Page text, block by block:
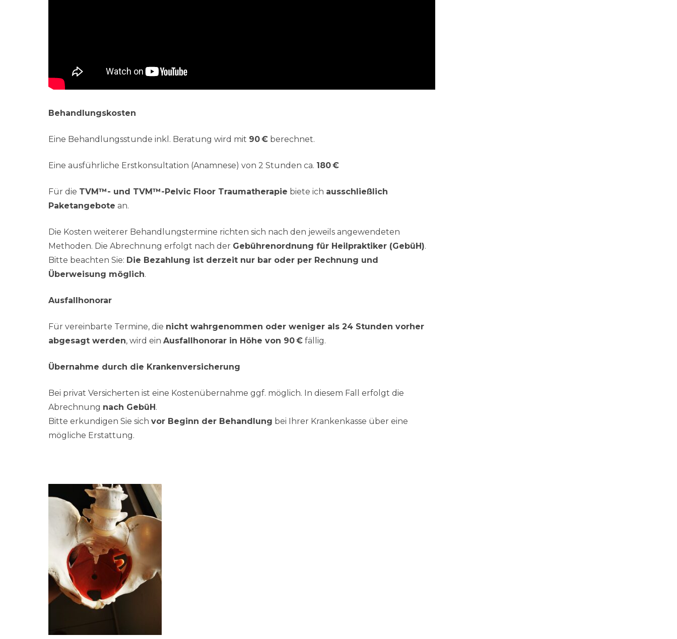
Behandlungskosten
Eine Behandlungsstunde inkl. Beratung wird mit 90 € berechnet.
Eine ausführliche Erstkonsultation (Anamnese) von 2 Stunden ca. 180 €
Für die TVM™- und TVM™-Pelvic Floor Traumatherapie biete ich ausschließlich
Paketangebote an.
Die Kosten weiterer Behandlungstermine richten sich nach den jeweils angewendeten
Methoden. Die Abrechnung erfolgt nach der Gebührenordnung für Heilpraktiker (GebüH).
Bitte beachten Sie: Die Bezahlung ist derzeit nur bar oder per Rechnung und
Überweisung möglich.
Ausfallhonorar
Für vereinbarte Termine, die nicht wahrgenommen oder weniger als 24 Stunden vorher
abgesagt werden, wird ein Ausfallhonorar in Höhe von 90 € fällig.
Übernahme durch die Krankenversicherung
Bei privat Versicherten ist eine Kostenübernahme ggf. möglich. In diesem Fall erfolgt die
Abrechnung nach GebüH.
Bitte erkundigen Sie sich vor Beginn der Behandlung bei Ihrer Krankenkasse über eine
mögliche Erstattung.